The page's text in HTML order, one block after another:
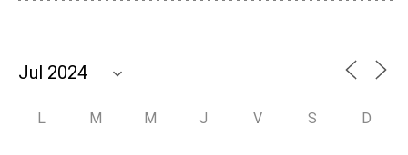
L M M J V S D